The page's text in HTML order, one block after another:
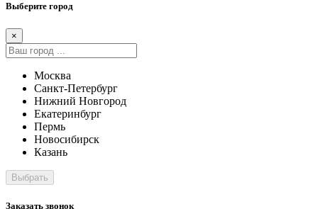
Выберите город
×
Москва
Санкт-Петербург
Нижний Новгород
Екатеринбург
Пермь
Новосибирск
Казань
Заказать звонок